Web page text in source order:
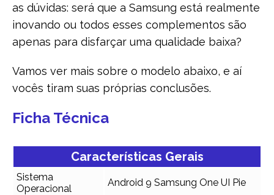
as dúvidas: será que a Samsung está realmente
inovando ou todos esses complementos são
apenas para disfarçar uma qualidade baixa?
Vamos ver mais sobre o modelo abaixo, e aí
vocês tiram suas próprias conclusões.
Ficha Técnica
Características Gerais
Sistema
Operacional
Android 9 Samsung One UI Pie